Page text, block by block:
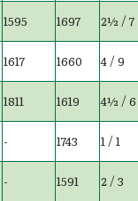
1595 1697 2½ / 7
1617 1660 4 / 9
1811 1619 4½ / 6
- 1743 1 / 1
- 1591 2 / 3